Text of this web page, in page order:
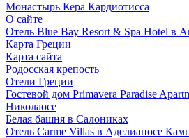
Монастырь Кера Кардиотисса
О сайте
Отель Blue Bay Resort & Spa Hotel в
Карта Греции
Карта сайта
Родосская крепость
Отели Греции
Гостевой дом Primavera Paradise
Николаосе
Белая башня в Салониках
Отель Carme Villas в Аделианосе